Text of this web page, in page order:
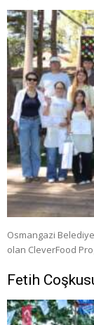
Osmangazi
olan CleverFood
Fetih